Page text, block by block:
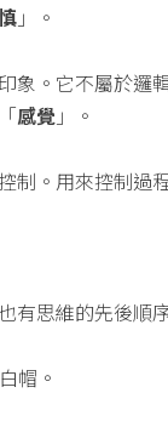
」。
象。它不屬於邏
感覺 」。
制。用來控制過
有思維的先後順
帽。